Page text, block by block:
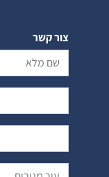
צור קשר